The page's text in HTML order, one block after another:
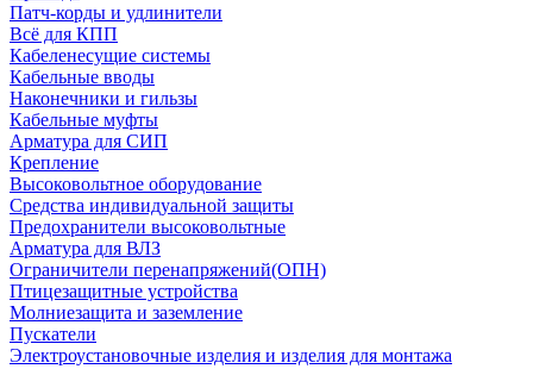
Патч-корды и удлинители
Всё для КПП
Кабеленесущие системы
Кабельные вводы
Наконечники и гильзы
Кабельные муфты
Арматура для СИП
Крепление
Высоковольтное оборудование
Средства индивидуальной защиты
Предохранители высоковольтные
Арматура для ВЛЗ
Ограничители перенапряжений(ОПН)
Птицезащитные устройства
Молниезащита и заземление
Пускатели
Электроустановочные изделия и изделия для монтажа